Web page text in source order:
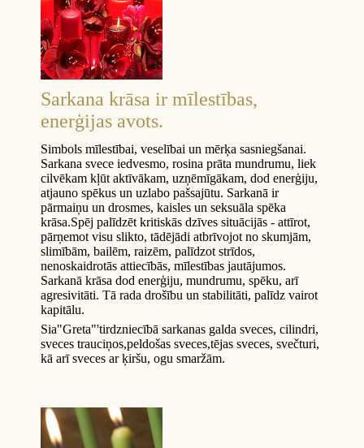
Sarkana krāsa ir mīlestības,
enerģijas avots.
Simbols mīlestībai, veselībai un mērķa sasniegšanai.
Sarkana svece iedvesmo, rosina prāta mundrumu, liek
cilvēkam kļūt aktīvākam, uzņēmīgākam, dod enerģiju,
atjauno spēkus un uzlabo pašsajūtu. Sarkanā ir
pārmaiņu un drosmes, kaisles un seksuāla spēka
krāsa.Spēj palīdzēt kritiskās dzīves situācijās - attīrot,
pārņemot visu slikto, tādējādi atbrīvojot no skumjām,
slimībām, bailēm, raizēm, palīdzot strīdos,
nenoskaidrotās attiecībās, mīlestības jautājumos.
Sarkanā krāsa dod enerģiju, mundrumu, spēku, arī
agresivitāti. Tā rada drošību un stabilitāti, palīdz vairot
kapitālu.
Sia"Greta"'tirdzniecībā sarkanas galda sveces, cilindri,
sveces trauciņos,peldošas sveces,tējas sveces, svečturi,
kā arī sveces ar ķiršu, ogu smaržām.